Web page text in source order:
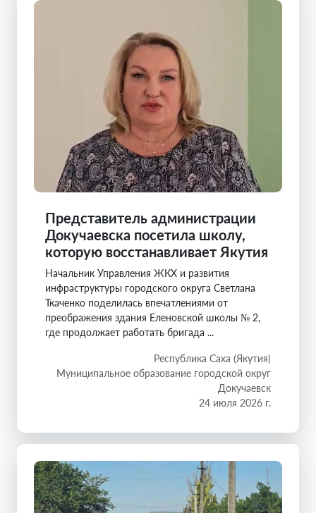
Представитель администрации
Докучаевска посетила школу,
которую восстанавливает Якутия
Начальник Управления ЖКХ и развития
инфраструктуры городского округа Светлана
Ткаченко поделилась впечатлениями от
преображения здания Еленовской школы № 2,
где продолжает работать бригада ...
Республика Саха (Якутия)
Муниципальное образование городской округ
Докучаевск
24 июля 2026 г.